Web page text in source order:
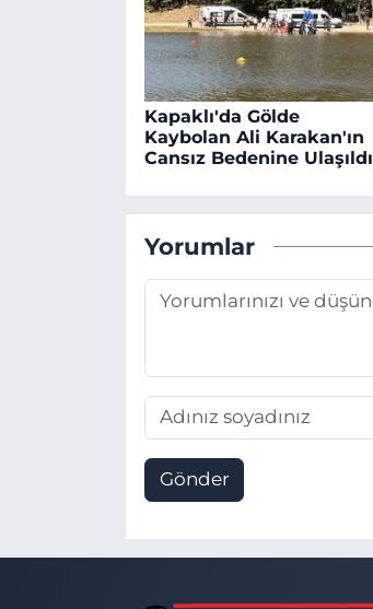
Kapaklı'da Gölde
Kaybolan Ali Karakan'ın
Cansız Bedenine Ulaşıldı
Yorumlar
Gönder